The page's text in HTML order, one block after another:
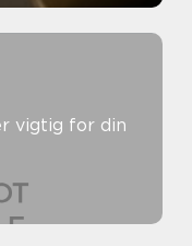
vigtig for din